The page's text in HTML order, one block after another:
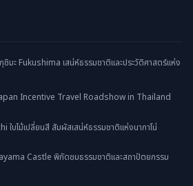
มะ Fukushima เสน่ห์ธรรมชาติและประวัติศาสตร์แห่ง
Incentive Travel Roadshow in Thailand
ใบไม้เปลี่ยนสี สัมผัสเสน่ห์ธรรมชาติแห่งนากาโน่
Castle พิกัดชมธรรมชาติและสถาปัตยกรรม